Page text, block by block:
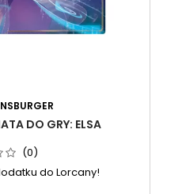
DO GRY: ELSA
(0)
do Lorcany!